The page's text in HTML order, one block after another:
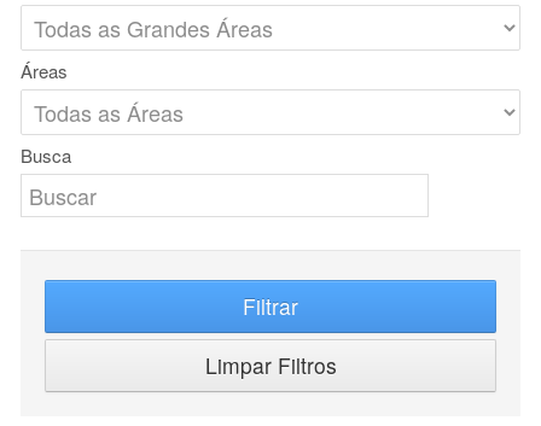
Áreas
Busca
Filtrar
Limpar Filtros